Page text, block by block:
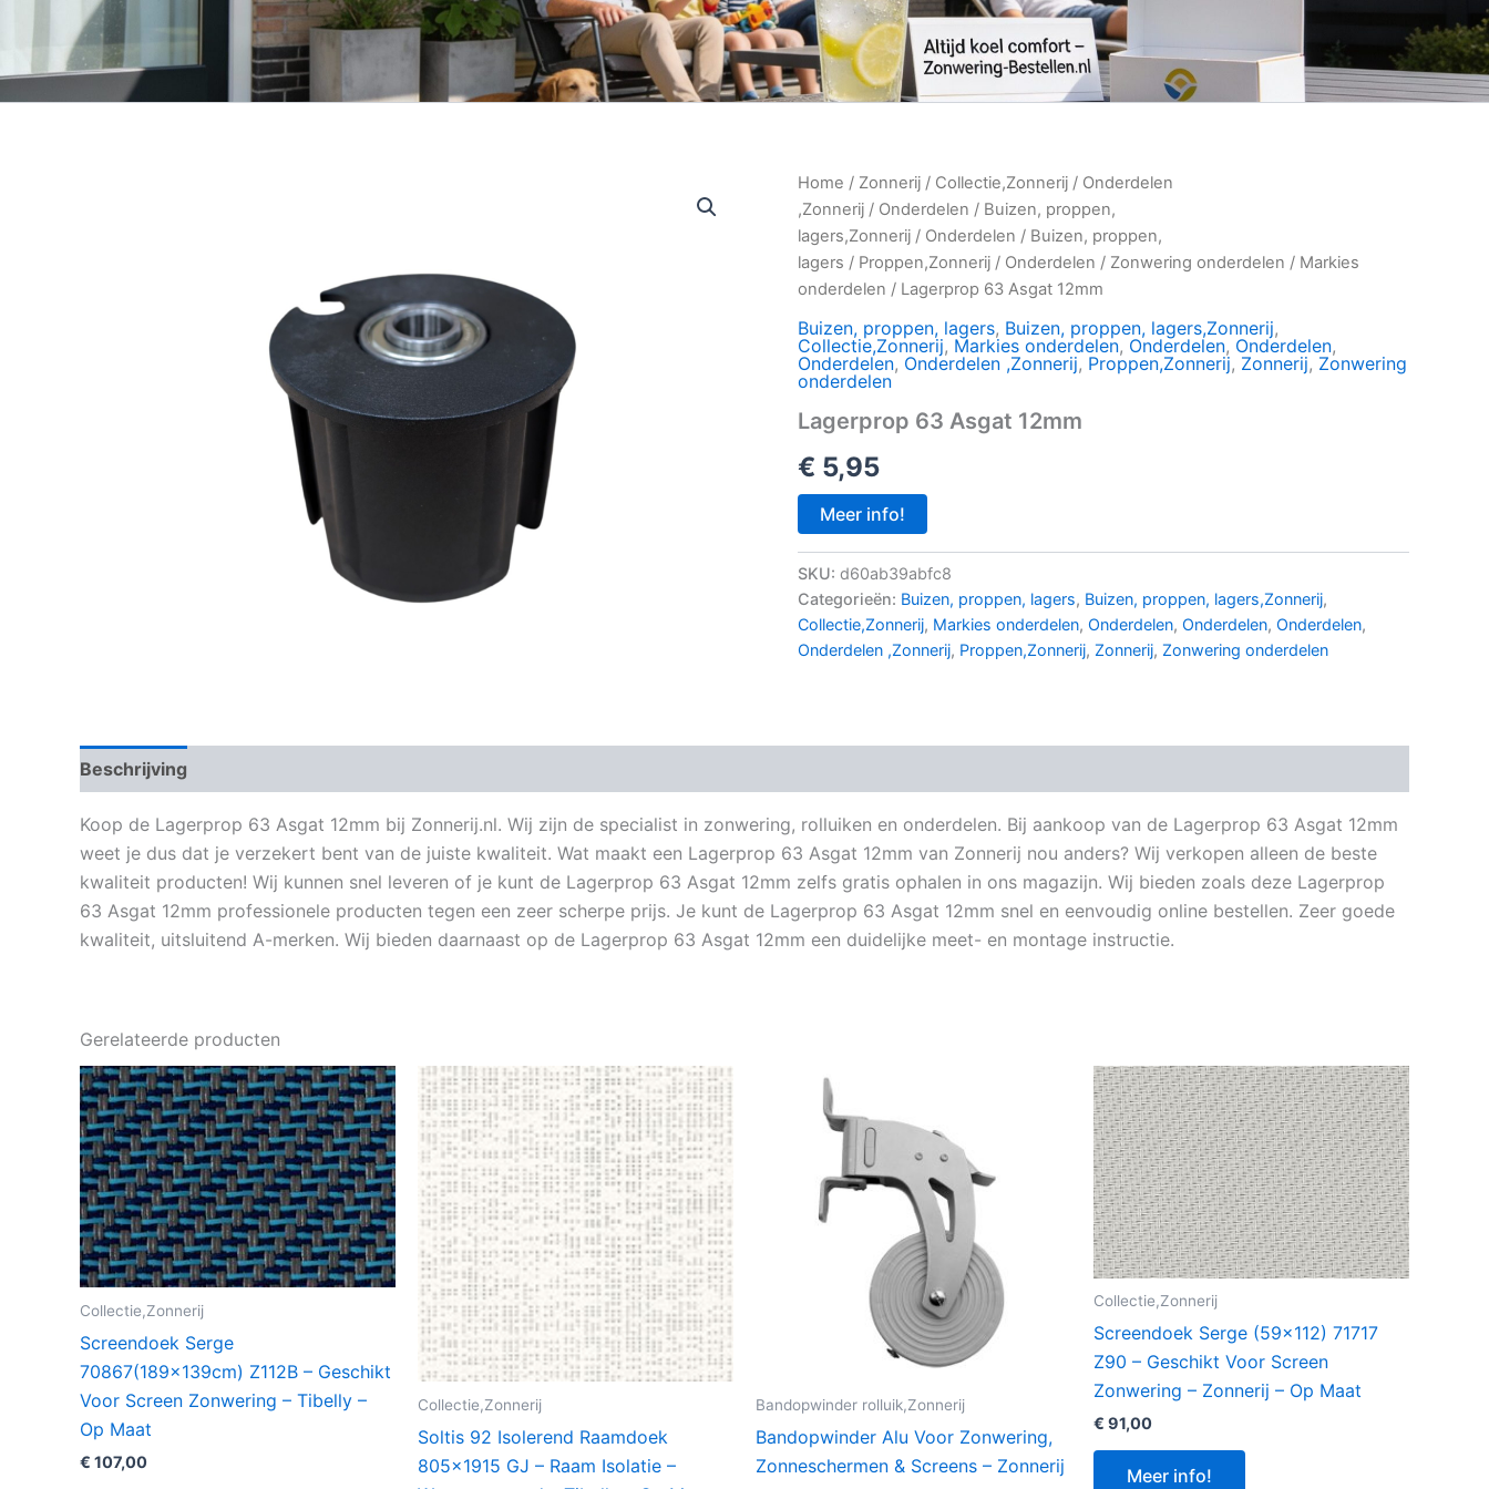
Home / Zonnerij / Collectie,Zonnerij / Onderdelen
,Zonnerij / Onderdelen / Buizen, proppen,
lagers,Zonnerij / Onderdelen / Buizen, proppen,
lagers / Proppen,Zonnerij / Onderdelen / Zonwering onderdelen / Markies
onderdelen / Lagerprop 63 Asgat 12mm
Buizen, proppen, lagers, Buizen, proppen, lagers,Zonnerij,
Collectie,Zonnerij, Markies onderdelen, Onderdelen, Onderdelen,
Onderdelen, Onderdelen ,Zonnerij, Proppen,Zonnerij, Zonnerij, Zonwering
onderdelen
Lagerprop 63 Asgat 12mm
€ 5,95
Meer info!
SKU: d60ab39abfc8
Categorieën: Buizen, proppen, lagers, Buizen, proppen, lagers,Zonnerij,
Collectie,Zonnerij, Markies onderdelen, Onderdelen, Onderdelen, Onderdelen,
Onderdelen ,Zonnerij, Proppen,Zonnerij, Zonnerij, Zonwering onderdelen
Beschrijving
Koop de Lagerprop 63 Asgat 12mm bij Zonnerij.nl. Wij zijn de specialist in zonwering, rolluiken en onderdelen. Bij aankoop van de Lagerprop 63 Asgat 12mm
weet je dus dat je verzekert bent van de juiste kwaliteit. Wat maakt een Lagerprop 63 Asgat 12mm van Zonnerij nou anders? Wij verkopen alleen de beste
kwaliteit producten! Wij kunnen snel leveren of je kunt de Lagerprop 63 Asgat 12mm zelfs gratis ophalen in ons magazijn. Wij bieden zoals deze Lagerprop
63 Asgat 12mm professionele producten tegen een zeer scherpe prijs. Je kunt de Lagerprop 63 Asgat 12mm snel en eenvoudig online bestellen. Zeer goede
kwaliteit, uitsluitend A-merken. Wij bieden daarnaast op de Lagerprop 63 Asgat 12mm een duidelijke meet- en montage instructie.
Gerelateerde producten
Collectie,Zonnerij
Screendoek Serge
70867(189x139cm) Z112B – Geschikt
Voor Screen Zonwering – Tibelly –
Op Maat
€ 107,00
Collectie,Zonnerij
Soltis 92 Isolerend Raamdoek
805×1915 GJ – Raam Isolatie –
Bandopwinder rolluik,Zonnerij
Bandopwinder Alu Voor Zonwering,
Zonneschermen & Screens – Zonnerij
Collectie,Zonnerij
Screendoek Serge (59×112) 71717
Z90 – Geschikt Voor Screen
Zonwering – Zonnerij – Op Maat
€ 91,00
Meer info!